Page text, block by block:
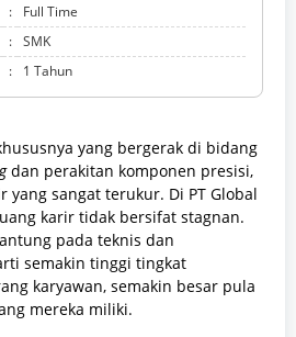
:
Full Time
: SMK
: 1 Tahun
yang bergerak di bidang
dan perakitan komponen presisi,
yang sangat terukur. Di PT Global
karir tidak bersifat stagnan.
pada teknis dan
semakin tinggi tingkat
karyawan, semakin besar pula
mereka miliki.